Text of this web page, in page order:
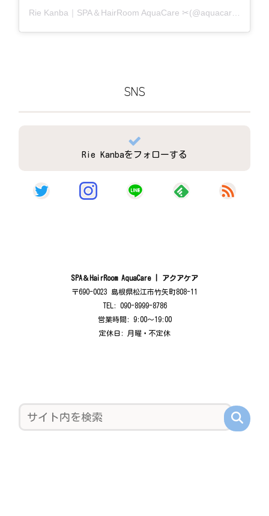
SNS
Rie Kanbaをフォローする
SPA＆HairRoom AquaCare | アクアケア
〒690-0023 島根県松江市竹矢町808-11
TEL: 090-8999-8786
営業時間: 9:00〜19:00
定休日: 月曜・不定休